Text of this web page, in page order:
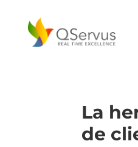
La
de